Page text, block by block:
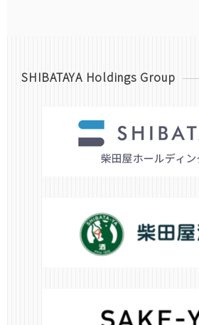
SHIBATAYA Holdings Group